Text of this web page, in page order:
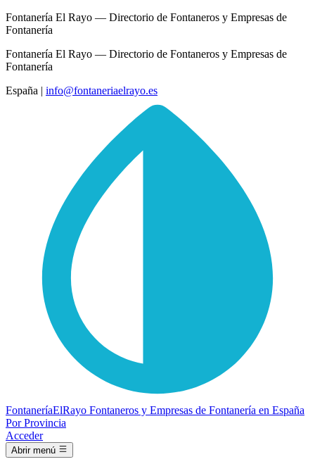
Fontanería El Rayo — Directorio de Fontaneros y Empresas de
Fontanería
Fontanería El Rayo — Directorio de Fontaneros y Empresas de
Fontanería
España | info@fontaneriaelrayo.es
FontaneríaElRayo Fontaneros y Empresas de Fontanería en España
Por Provincia
Acceder
Abrir menú